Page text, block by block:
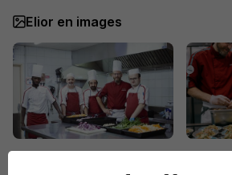
Elior en images